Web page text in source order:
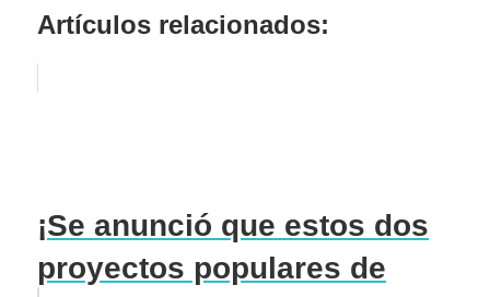
Artículos relacionados:
¡Se anunció que estos dos
proyectos populares de